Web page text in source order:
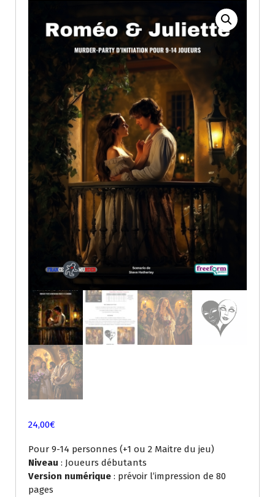
24,00€
Pour 9-14 personnes (+1 ou 2 Maitre du jeu)
Niveau : Joueurs débutants
Version numérique : prévoir l’impression de 80
pages